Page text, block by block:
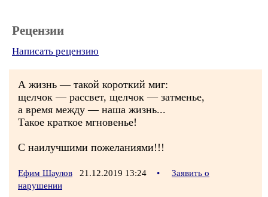
Рецензии
Написать рецензию
А жизнь — такой короткий миг:
щелчок — рассвет, щелчок — затменье,
а время между — наша жизнь...
Такое краткое мгновенье!
С наилучшими пожеланиями!!!
Ефим Шаулов 21.12.2019 13:24 •
Заявить о
нарушении